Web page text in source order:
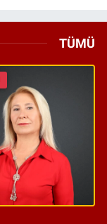
TÜMÜ